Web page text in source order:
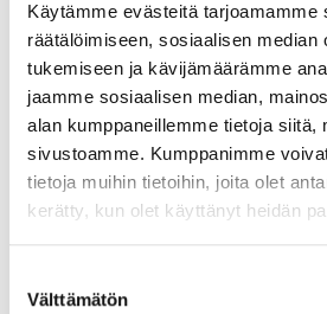
Käytämme evästeitä tarjoamamme
räätälöimiseen, sosiaalisen median
tukemiseen ja kävijämäärämme
jaamme sosiaalisen median,
alan kumppaneillemme tietoja siitä,
sivustoamme. Kumppanimme
tietoja muihin tietoihin, joita olet
kerätty, kun olet käyttänyt heidän
valinta
Välttämätön
26.11.2025
Pokemood avaa 2.